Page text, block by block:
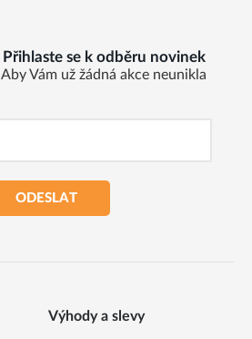
Přihlaste se k odběru novinek
Aby Vám už žádná akce neunikla
ODESLAT
Výhody a slevy